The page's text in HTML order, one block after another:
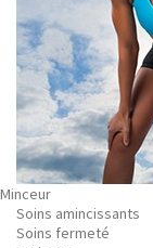
Minceur
Soins amincissants
Soins fermeté